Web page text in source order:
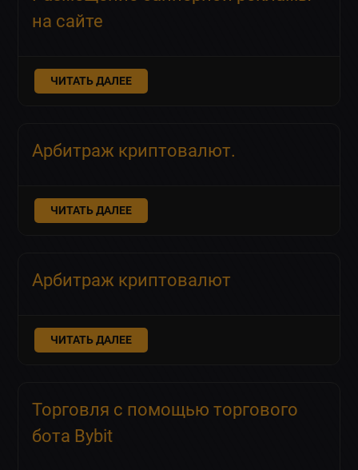
на сайте
ЧИТАТЬ ДАЛЕЕ
Арбитраж криптовалют.
ЧИТАТЬ ДАЛЕЕ
Арбитраж криптовалют
ЧИТАТЬ ДАЛЕЕ
Торговля с помощью торгового
бота Bybit